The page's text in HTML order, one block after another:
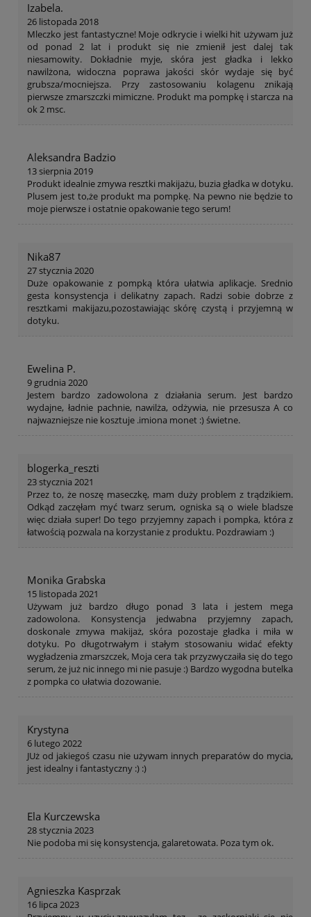
Izabela.
26 listopada 2018
Mleczko jest fantastyczne! Moje odkrycie i wielki hit używam już
od ponad 2 lat i produkt się nie zmienił jest dalej tak
niesamowity. Dokładnie myje, skóra jest gładka i lekko
nawilżona, widoczna poprawa jakości skór wydaje się być
grubsza/mocniejsza. Przy zastosowaniu kolagenu znikają
pierwsze zmarszczki mimiczne. Produkt ma pompkę i starcza na
ok 2 msc.
Aleksandra Badzio
13 sierpnia 2019
Produkt idealnie zmywa resztki makijażu, buzia gładka w dotyku.
Plusem jest to,że produkt ma pompkę. Na pewno nie będzie to
moje pierwsze i ostatnie opakowanie tego serum!
Nika87
27 stycznia 2020
Duże opakowanie z pompką która ułatwia aplikacje. Srednio
gesta konsystencja i delikatny zapach. Radzi sobie dobrze z
resztkami makijazu,pozostawiając skórę czystą i przyjemną w
dotyku.
Ewelina P.
9 grudnia 2020
Jestem bardzo zadowolona z działania serum. Jest bardzo
wydajne, ładnie pachnie, nawilża, odżywia, nie przesusza A co
najwazniejsze nie kosztuje .imiona monet :) świetne.
blogerka_reszti
23 stycznia 2021
Przez to, że noszę maseczkę, mam duży problem z trądzikiem.
Odkąd zaczęłam myć twarz serum, ogniska są o wiele bladsze
więc działa super! Do tego przyjemny zapach i pompka, która z
łatwością pozwala na korzystanie z produktu. Pozdrawiam :)
Monika Grabska
15 listopada 2021
Używam już bardzo długo ponad 3 lata i jestem mega
zadowolona. Konsystencja jedwabna przyjemny zapach,
doskonale zmywa makijaż, skóra pozostaje gładka i miła w
dotyku. Po długotrwałym i stałym stosowaniu widać efekty
wygładzenia zmarszczek, Moja cera tak przyzwyczaiła się do tego
serum, że już nic innego mi nie pasuje :) Bardzo wygodna butelka
z pompka co ułatwia dozowanie.
Krystyna
6 lutego 2022
JUż od jakiegoś czasu nie używam innych preparatów do mycia,
jest idealny i fantastyczny :) :)
Ela Kurczewska
28 stycznia 2023
Nie podoba mi się konsystencja, galaretowata. Poza tym ok.
Agnieszka Kasprzak
16 lipca 2023